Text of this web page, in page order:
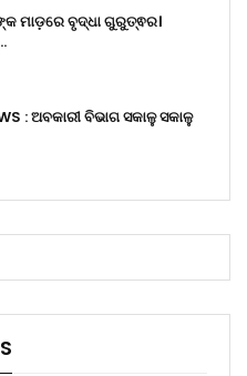
ମାଡ଼ରେ ବୃଦ୍ଧା ଗୁରୁତ୍ଵର।
: ଅବକାରୀ ବିଭାଗ ସକାଳୁ ସକାଳୁ